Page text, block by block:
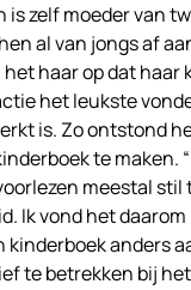
is zelf moeder van
al van jongs af
haar op dat haar
het leukste
is. Zo ontstond
te maken.
meestal stil
Ik vond het
kinderboek anders
te betrekken bij